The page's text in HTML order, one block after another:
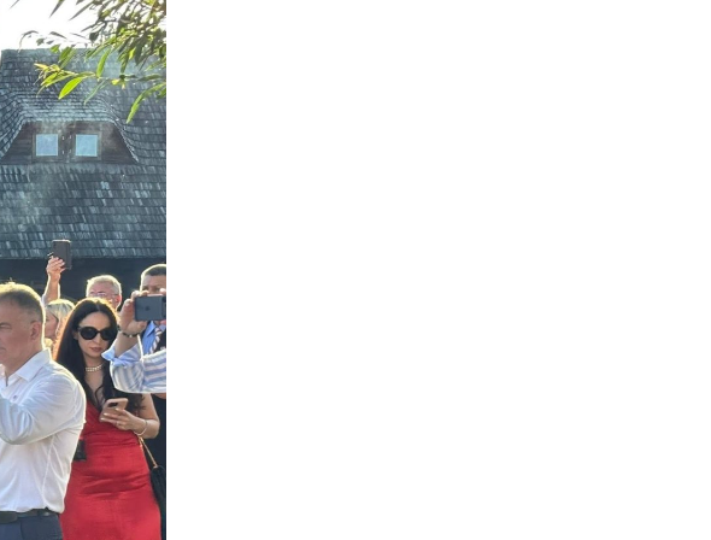
de
își
un plan
ani de
fost
mai bine
însemna